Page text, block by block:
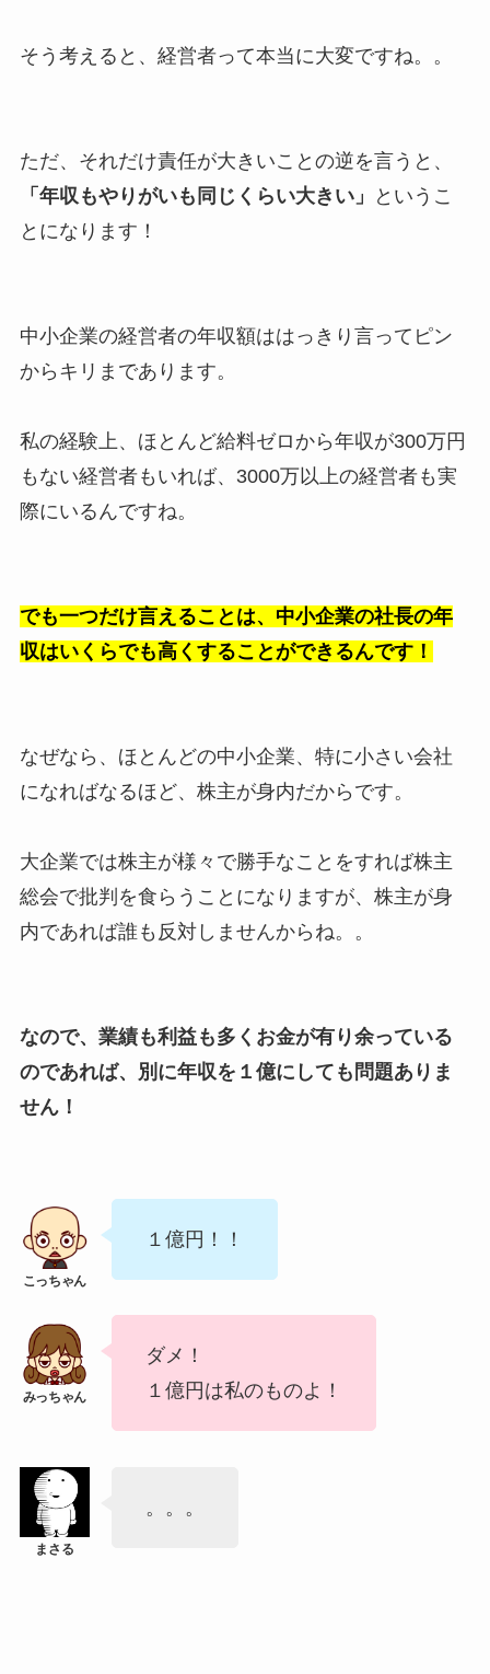
そう考えると、経営者って本当に大変ですね。。
ただ、それだけ責任が大きいことの逆を言うと、
「年収もやりがいも同じくらい大きい」
というこ
とになります！
中小企業の経営者の年収額ははっきり言ってピン
からキリまであります。
私の経験上、ほとんど給料ゼロから年収が300万円
もない経営者もいれば、3000万以上の経営者も実
際にいるんですね。
でも一つだけ言えることは、中小企業の社長の年
収はいくらでも高くすることができるんです！
なぜなら、ほとんどの中小企業、特に小さい会社
になればなるほど、株主が身内だからです。
大企業では株主が様々で勝手なことをすれば株主
総会で批判を食らうことになりますが、株主が身
内であれば誰も反対しませんからね。。
なので、業績も利益も多くお金が有り余っている
のであれば、別に年収を１億にしても問題ありま
せん！
１億円！！
ダメ！
１億円は私のものよ！
。。。